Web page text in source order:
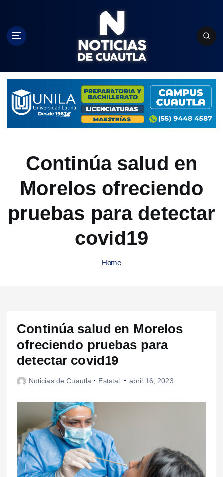
c
Continúa salud en
Morelos ofreciendo
pruebas para detectar
covid19
Home
Continúa salud en Morelos
ofreciendo pruebas para
detectar covid19
Noticias de Cuautla Estatal abril 16, 2023